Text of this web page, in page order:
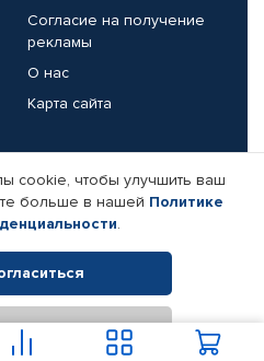
Согласие на получение
рекламы
О нас
Карта сайта
Реквизиты компании
Все права защищены.
товаров Автопрофи.
cookie, чтобы улучшить ваш
больше в нашей Политике
.